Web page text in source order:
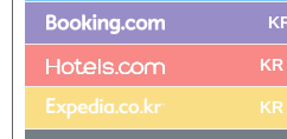
KR
KR